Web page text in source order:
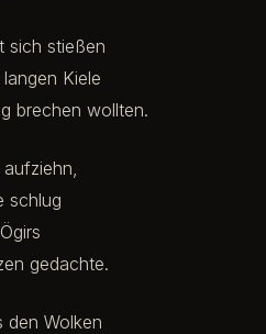
sich stießen
Kiele
brechen wollten.
schlug
gedachte.
den Wolken